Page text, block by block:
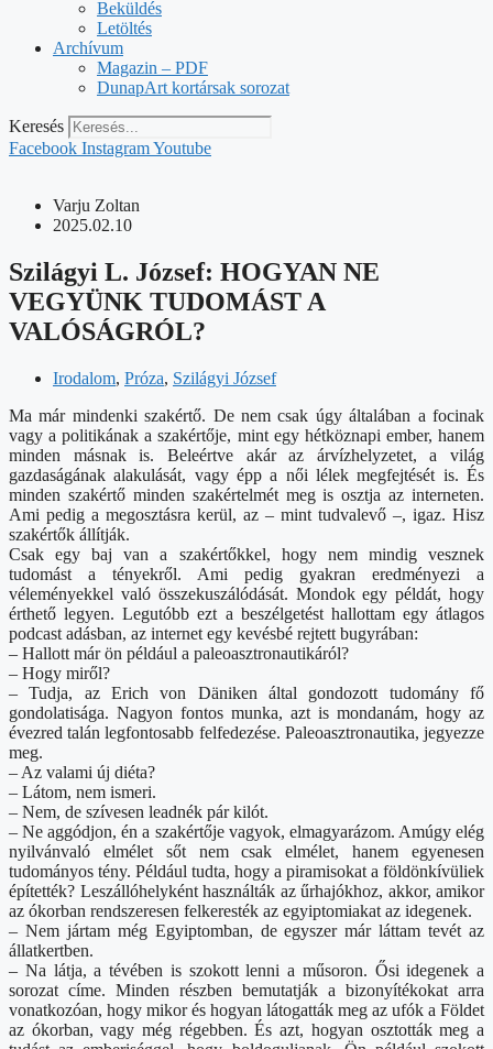
Beküldés
Letöltés
Archívum
Magazin – PDF
DunapArt kortársak sorozat
Keresés
Facebook InstagramYoutube
Varju Zoltan
2025.02.10
Szilágyi L. József: HOGYAN NE
VEGYÜNK TUDOMÁST A
VALÓSÁGRÓL?
Irodalom, Próza, Szilágyi József
Ma már mindenki szakértő. De nem csak úgy általában a focinak
vagy a politikának a szakértője, mint egy hétköznapi ember, hanem
minden másnak is. Beleértve akár az árvízhelyzetet, a világ
gazdaságának alakulását, vagy épp a női lélek megfejtését is. És
minden szakértő minden szakértelmét meg is osztja az interneten.
Ami pedig a megosztásra kerül, az – mint tudvalevő –, igaz. Hisz
szakértők állítják.
Csak egy baj van a szakértőkkel, hogy nem mindig vesznek
tudomást a tényekről. Ami pedig gyakran eredményezi a
véleményekkel való összekuszálódását. Mondok egy példát, hogy
érthető legyen. Legutóbb ezt a beszélgetést hallottam egy átlagos
podcast adásban, az internet egy kevésbé rejtett bugyrában:
– Hallott már ön például a paleoasztronautikáról?
– Hogy miről?
– Tudja, az Erich von Däniken által gondozott tudomány fő
gondolatisága. Nagyon fontos munka, azt is mondanám, hogy az
évezred talán legfontosabb felfedezése. Paleoasztronautika, jegyezze
meg.
– Az valami új diéta?
– Látom, nem ismeri.
– Nem, de szívesen leadnék pár kilót.
– Ne aggódjon, én a szakértője vagyok, elmagyarázom. Amúgy elég
nyilvánvaló elmélet sőt nem csak elmélet, hanem egyenesen
tudományos tény. Például tudta, hogy a piramisokat a földönkívüliek
építették? Leszállóhelyként használták az űrhajókhoz, akkor, amikor
az ókorban rendszeresen felkeresték az egyiptomiakat az idegenek.
– Nem jártam még Egyiptomban, de egyszer már láttam tevét az
állatkertben.
– Na látja, a tévében is szokott lenni a műsoron. Ősi idegenek a
sorozat címe. Minden részben bemutatják a bizonyítékokat arra
vonatkozóan, hogy mikor és hogyan látogatták meg az ufók a Földet
az ókorban, vagy még régebben. És azt, hogyan osztották meg a